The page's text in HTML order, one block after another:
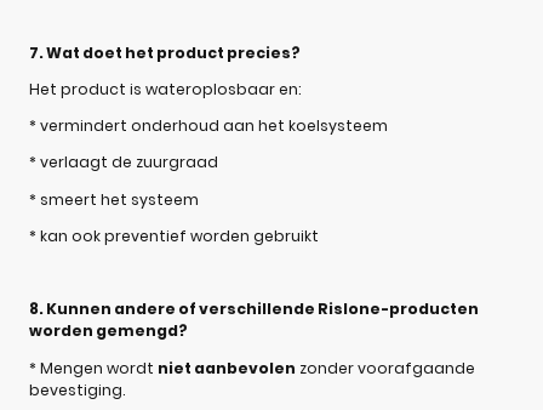
7. Wat doet het product precies?
Het product is wateroplosbaar en:
* vermindert onderhoud aan het koelsysteem
* verlaagt de zuurgraad
* smeert het systeem
* kan ook preventief worden gebruikt
8. Kunnen andere of verschillende Rislone-producten
worden gemengd?
* Mengen wordt niet aanbevolen zonder voorafgaande
bevestiging.